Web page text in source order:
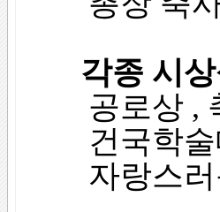
각종 시상
공로상 ,
건국학술
자랑스러